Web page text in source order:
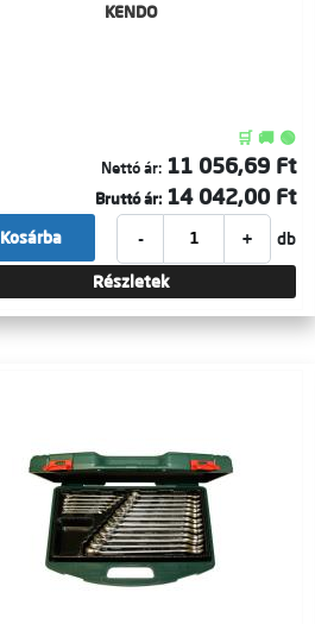
KENDO
🛒 🚚 🟢
Nettó ár: 11 056,69 Ft
Bruttó ár: 14 042,00 Ft
- + db
Kosárba
Részletek